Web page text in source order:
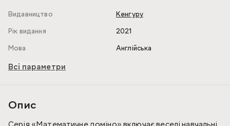
Видавництво
Кенгуру
Рік видання
2021
Мова
Англійська
Всі параметри
Опис